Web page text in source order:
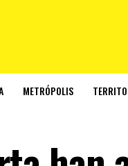
METRÓPOLIS